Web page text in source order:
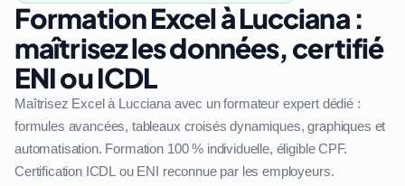
Formation Excel à Lucciana :
maîtrisez les données, certifié
ENI ou ICDL
Maîtrisez Excel à Lucciana avec un formateur expert dédié :
formules avancées, tableaux croisés dynamiques, graphiques et
automatisation. Formation 100 % individuelle, éligible CPF.
Certification ICDL ou ENI reconnue par les employeurs.